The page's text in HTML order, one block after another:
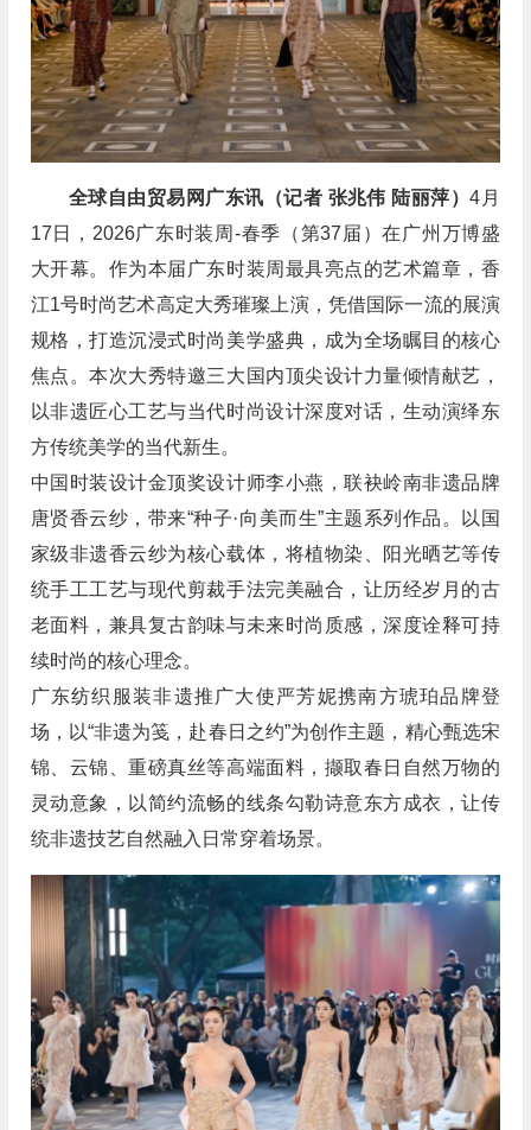
全球自由贸易网广东讯（记者 张兆伟 陆丽萍）4月
17日，2026广东时装周-春季（第37届）在广州万博盛
大开幕。作为本届广东时装周最具亮点的艺术篇章，香
江1号时尚艺术高定大秀璀璨上演，凭借国际一流的展演
规格，打造沉浸式时尚美学盛典，成为全场瞩目的核心
焦点。本次大秀特邀三大国内顶尖设计力量倾情献艺，
以非遗匠心工艺与当代时尚设计深度对话，生动演绎东
方传统美学的当代新生。
中国时装设计金顶奖设计师李小燕，联袂岭南非遗品牌
唐贤香云纱，带来“种子·向美而生”主题系列作品。以国
家级非遗香云纱为核心载体，将植物染、阳光晒艺等传
统手工工艺与现代剪裁手法完美融合，让历经岁月的古
老面料，兼具复古韵味与未来时尚质感，深度诠释可持
续时尚的核心理念。
广东纺织服装非遗推广大使严芳妮携南方琥珀品牌登
场，以“非遗为笺，赴春日之约”为创作主题，精心甄选宋
锦、云锦、重磅真丝等高端面料，撷取春日自然万物的
灵动意象，以简约流畅的线条勾勒诗意东方成衣，让传
统非遗技艺自然融入日常穿着场景。